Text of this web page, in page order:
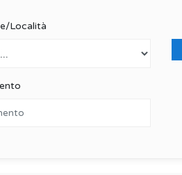
Località